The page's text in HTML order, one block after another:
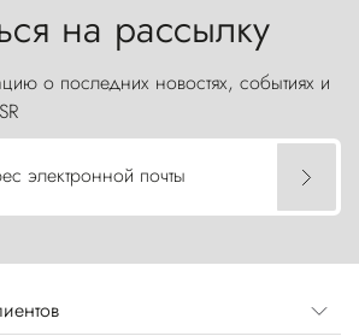
на рассылку
о последних новостях, событиях и
электронной почты